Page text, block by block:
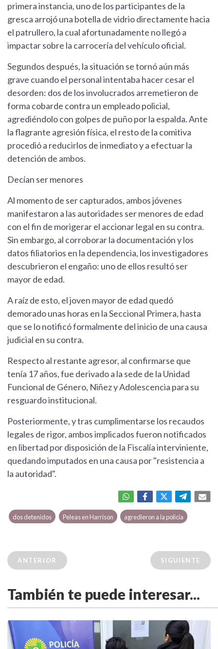
primera instancia, uno de los participantes de la
gresca arrojó una botella de vidrio directamente hacia
el patrullero, la cual afortunadamente no llegó a
impactar sobre la carrocería del vehículo oficial.
Segundos después, la situación se tornó aún más
grave cuando el personal intentaba hacer cesar el
desorden: dos de los involucrados arremetieron de
forma cobarde contra un empleado policial,
agrediéndolo con golpes de puño por la espalda. Ante
la flagrante agresión física, el resto de la comitiva
procedió a reducirlos de inmediato y a efectuar la
detención de ambos.
Decían ser menores
Al momento de ser capturados, ambos jóvenes
manifestaron a las autoridades ser menores de edad
con el fin de morigerar el accionar legal en su contra.
Sin embargo, al corroborar la documentación y los
datos filiatorios en la dependencia, los investigadores
descubrieron el engaño: uno de ellos resultó ser
mayor de edad.
A raíz de esto, el joven mayor de edad quedó
demorado unas horas en la Seccional Primera, hasta
que se lo notificó formalmente del inicio de una causa
judicial en su contra.
Respecto al restante agresor, al confirmarse que
tenía 17 años, fue derivado a la sede de la Unidad
Funcional de Género, Niñez y Adolescencia para su
resguardo institucional.
Posteriormente, y tras cumplimentarse los recaudos
legales de rigor, ambos implicados fueron notificados
en libertad por disposición de la Fiscalía interviniente,
quedando imputados en una causa por "resistencia a
la autoridad".
dos detenidos Peleas en Harrison agredieron a la policía
ANTERIOR SIGUIENTE
También te puede interesar...